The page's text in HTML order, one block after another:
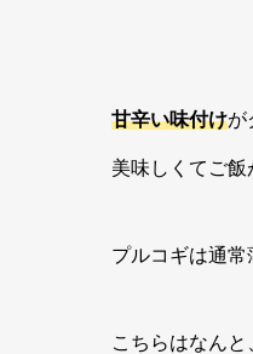
甘辛い味付けが
美味しくてご飯
プルコギは通常
こちらはなんと